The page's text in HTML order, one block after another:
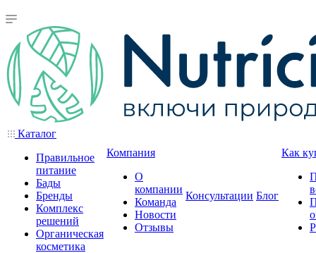
Каталог
Правильное
питание
Бады
Бренды
Комплекс
решений
Органическая
косметика
Компания
О
компании
Команда
Новости
Отзывы
Консультации Блог
Как